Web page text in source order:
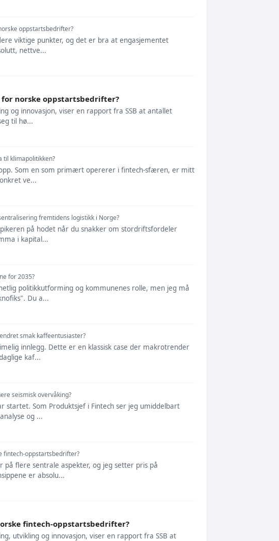
oppstartsbedrifter?
viktige punkter, og det er bra at engasjementet
nettve...
norske oppstartsbedrifter?
og innovasjon, viser en rapport fra SSB at antallet
til hø...
til klimapolitikken?
Som en som primært opererer i fintech-sfæren, er mitt
ve...
fremtidens logistikk i Norge?
på hodet når du snakker om stordriftsfordeler
i kapital...
for 2035?
politikkutforming og kommunenes rolle, men jeg må
Du a...
smak kaffeentusiaster?
innlegg. Dette er en klassisk case der makrotrender
kaf...
seismisk overvåking?
startet. Som Produktsjef i Fintech ser jeg umiddelbart
og ...
fintech-oppstartsbedrifter?
på flere sentrale aspekter, og jeg setter pris på
er absolu...
fintech-oppstartsbedrifter?
utvikling og innovasjon, viser en rapport fra SSB at